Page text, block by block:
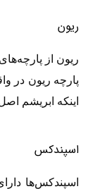
ریون
ریون از
پارچه ریون در
اینکه ابریشم
اسپندکس
اسپندکس‌ها